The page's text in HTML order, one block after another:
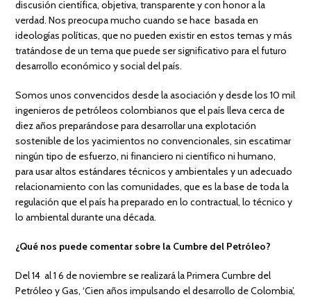
discusión científica, objetiva, transparente y con honor a la
verdad. Nos preocupa mucho cuando se hace basada en
ideologías políticas, que no pueden existir en estos temas y más
tratándose de un tema que puede ser significativo para el futuro
desarrollo económico y social del país.
Somos unos convencidos desde la asociación y desde los 10 mil
ingenieros de petróleos colombianos que el país lleva cerca de
diez años preparándose para desarrollar una explotación
sostenible de los yacimientos no convencionales, sin escatimar
ningún tipo de esfuerzo, ni financiero ni científico ni humano,
para usar altos estándares técnicos y ambientales y un adecuado
relacionamiento con las comunidades, que es la base de toda la
regulación que el país ha preparado en lo contractual, lo técnico y
lo ambiental durante una década.
¿Qué nos puede comentar sobre la Cumbre del Petróleo?
Del 14 al 1 6 de noviembre se realizará la Primera Cumbre del
Petróleo y Gas, ‘Cien años impulsando el desarrollo de Colombia’,